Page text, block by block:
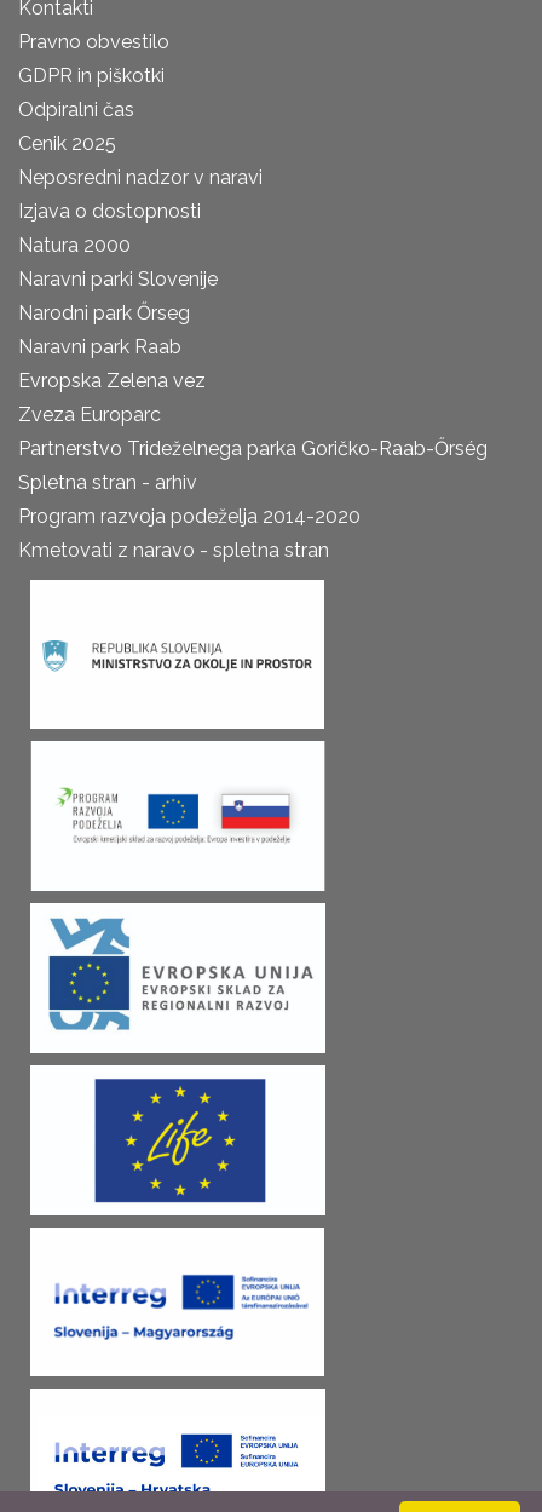
Kontakti
Pravno obvestilo
GDPR in piškotki
Odpiralni čas
Cenik 2025
Neposredni nadzor v naravi
Izjava o dostopnosti
Natura 2000
Naravni parki Slovenije
Narodni park Őrseg
Naravni park Raab
Evropska Zelena vez
Zveza Europarc
Partnerstvo Trideželnega parka Goričko-Raab-Őrség
Spletna stran - arhiv
Program razvoja podeželja 2014-2020
Kmetovati z naravo - spletna stran